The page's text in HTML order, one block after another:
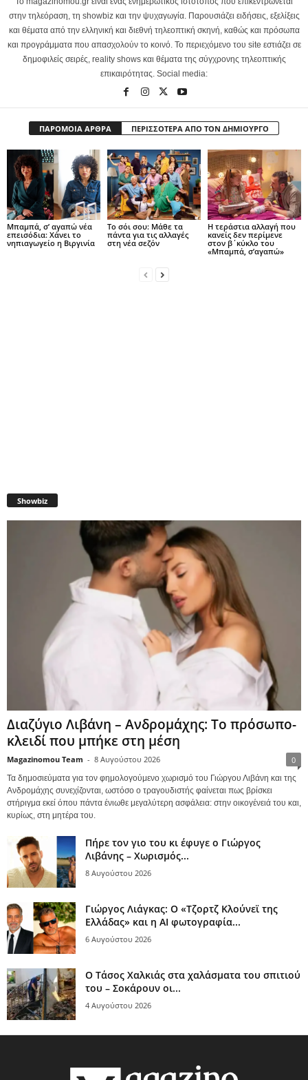
στην τηλεόραση, τη showbiz και την ψυχαγωγία. Παρουσιάζει ειδήσεις, εξελίξεις
και θέματα από την ελληνική και διεθνή τηλεοπτική σκηνή, καθώς και πρόσωπα
και προγράμματα που απασχολούν το κοινό. Το περιεχόμενο του site εστιάζει σε
δημοφιλείς σειρές, reality shows και θέματα της σύγχρονης τηλεοπτικής
επικαιρότητας. Social media:
ΠΑΡΟΜΟΙΑ ΑΡΘΡΑ ΠΕΡΙΣΣΟΤΕΡΑ ΑΠΟ ΤΟΝ ΔΗΜΙΟΥΡΓΟ
Μπαμπά, σ’ αγαπώ νέα
επεισόδια: Χάνει το
νηπιαγωγείο η Βιργινία
Το σόι σου: Μάθε τα
πάντα για τις αλλαγές
στη νέα σεζόν
Η τεράστια αλλαγή που
κανείς δεν περίμενε
στον β΄κύκλο του
«Μπαμπά, σ’αγαπώ»
Showbiz
Διαζύγιο Λιβάνη – Ανδρομάχης: Το πρόσωπο-
κλειδί που μπήκε στη μέση
Magazinomou Team - 8 Αυγούστου 2026 0
Τα δημοσιεύματα για τον φημολογούμενο χωρισμό του Γιώργου Λιβάνη και της
Ανδρομάχης συνεχίζονται, ωστόσο ο τραγουδιστής φαίνεται πως βρίσκει
στήριγμα εκεί όπου πάντα ένιωθε μεγαλύτερη ασφάλεια: στην οικογένειά του και,
κυρίως, στη μητέρα του.
Πήρε τον γιο του κι έφυγε ο Γιώργος
Λιβάνης – Χωρισμός...
8 Αυγούστου 2026
Γιώργος Λιάγκας: Ο «Τζορτζ Κλούνεϊ της
Ελλάδας» και η AI φωτογραφία...
6 Αυγούστου 2026
Ο Τάσος Χαλκιάς στα χαλάσματα του σπιτιού
του – Σοκάρουν οι...
4 Αυγούστου 2026